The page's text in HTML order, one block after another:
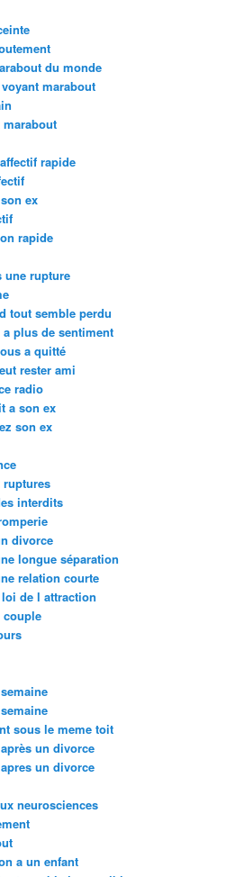
du monde
marabout
rapide
ex
rapide
une rupture
tout semble perdu
plus de sentiment
a quitté
rester ami
radio
a son ex
son ex
ruptures
interdits
divorce
longue séparation
relation courte
de l attraction
couple
sous le meme toit
un divorce
un divorce
neurosciences
a un enfant